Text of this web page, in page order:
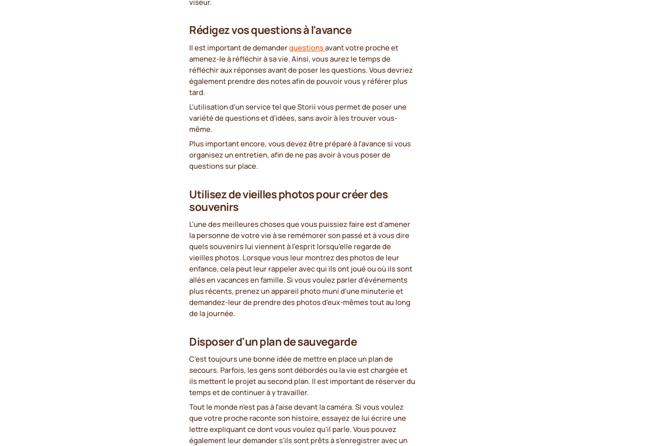
Rédigez vos questions à l'avance
Il est important de demanderquestionsavant votre proche et
amenez-le à réfléchir à sa vie. Ainsi, vous aurez le temps de
réfléchir aux réponses avant de poser les questions. Vous devriez
également prendre des notes afin de pouvoir vous y référer plus
tard.
L'utilisation d'un service tel que Storii vous permet de poser une
variété de questions et d'idées, sans avoir à les trouver vous-
même.
Plus important encore, vous devez être préparé à l'avance si vous
organisez un entretien, afin de ne pas avoir à vous poser de
questions sur place.
Utilisez de vieilles photos pour créer des
souvenirs
L'une des meilleures choses que vous puissiez faire est d'amener
la personne de votre vie à se remémorer son passé et à vous dire
quels souvenirs lui viennent à l'esprit lorsqu'elle regarde de
vieilles photos. Lorsque vous leur montrez des photos de leur
enfance, cela peut leur rappeler avec qui ils ont joué ou où ils sont
allés en vacances en famille. Si vous voulez parler d'événements
plus récents, prenez un appareil photo muni d'une minuterie et
demandez-leur de prendre des photos d'eux-mêmes tout au long
de la journée.
Disposer d'un plan de sauvegarde
C'est toujours une bonne idée de mettre en place un plan de
secours. Parfois, les gens sont débordés ou la vie est chargée et
ils mettent le projet au second plan. Il est important de réserver du
temps et de continuer à y travailler.
Tout le monde n'est pas à l'aise devant la caméra. Si vous voulez
que votre proche raconte son histoire, essayez de lui écrire une
lettre expliquant ce dont vous voulez qu'il parle. Vous pouvez
également leur demander s'ils sont prêts à s'enregistrer avec un